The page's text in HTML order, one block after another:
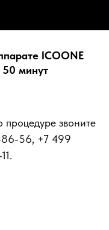
ICOONE
50 минут
процедуре звоните
56, +7 499